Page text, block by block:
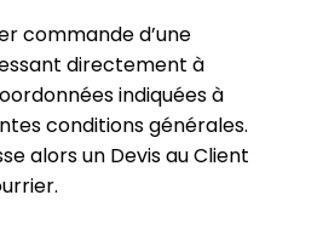
commande d’une
directement à
indiquées à
conditions générales.
alors un Devis au Client